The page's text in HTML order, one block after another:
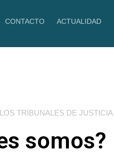
CONTACTO ACTUALIDAD
TRIBUNALES DE JUSTICIA
somos?